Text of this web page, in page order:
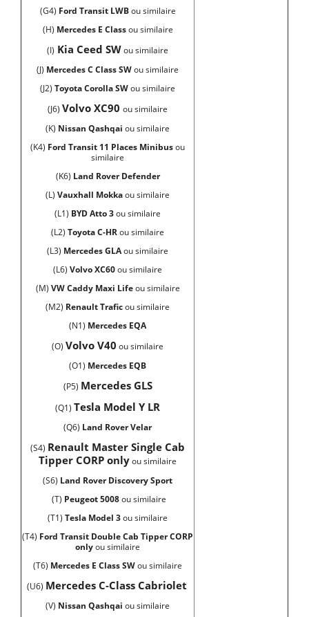
(G4) Ford Transit LWBou similaire
(H) Mercedes E Classou similaire
(I) Kia Ceed SWou similaire
(J) Mercedes C Class SWou similaire
(J2) Toyota Corolla SWou similaire
(J6) Volvo XC90 ou similaire
(K) Nissan Qashqai ou similaire
(K4) Ford Transit 11 Places Minibusou
similaire
(K6) Land Rover Defender
(L) Vauxhall Mokkaou similaire
(L1) BYD Atto 3ou similaire
(L2) Toyota C-HRou similaire
(L3) Mercedes GLAou similaire
(L6) Volvo XC60ou similaire
(M) VW Caddy Maxi Lifeou similaire
(M2) Renault Traficou similaire
(N1) Mercedes EQA
(O) Volvo V40 ou similaire
(O1) Mercedes EQB
(P5) Mercedes GLS
(Q1) Tesla Model Y LR
(Q6) Land Rover Velar
(S4) Renault Master Single Cab
Tipper CORP onlyou similaire
(S6) Land Rover Discovery Sport
(T) Peugeot 5008 ou similaire
(T1) Tesla Model 3ou similaire
(T4) Ford Transit Double Cab TipperCORP
onlyou similaire
(T6) Mercedes E Class SWou similaire
(U6) Mercedes C-Class Cabriolet
(V) Nissan Qashqai ou similaire